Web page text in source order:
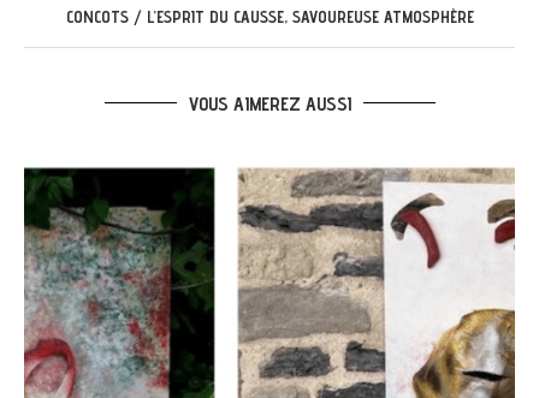
CONCOTS / L’ESPRIT DU CAUSSE, SAVOUREUSE ATMOSPHÈRE
VOUS AIMEREZ AUSSI